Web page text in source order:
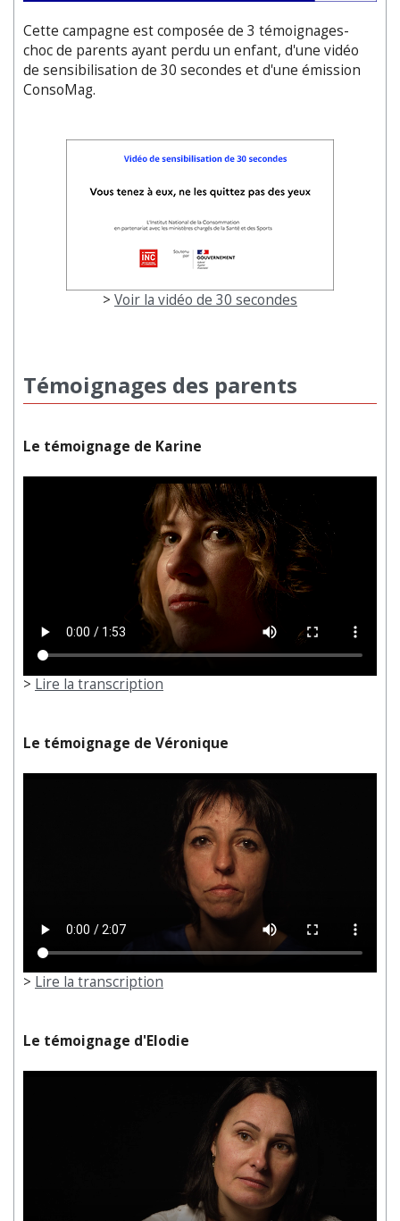
Cette campagne est composée de 3 témoignages-
choc de parents ayant perdu un enfant, d'une vidéo
de sensibilisation de 30 secondes et d'une émission
ConsoMag.
> Voir la vidéo de 30 secondes
Témoignages des parents
Le témoignage de Karine
> Lire la transcription
Le témoignage de Véronique
> Lire la transcription
Le témoignage d'Elodie